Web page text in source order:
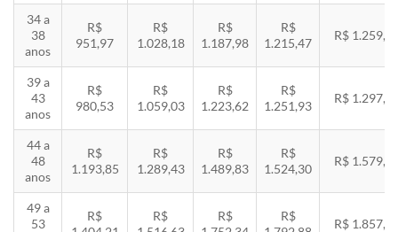
34 a
38
anos
R$
951,97
R$
1.028,18
R$
1.187,98
R$
1.215,47
R$
39 a
43
anos
R$
980,53
R$
1.059,03
R$
1.223,62
R$
1.251,93
R$
44 a
48
anos
R$
1.193,85
R$
1.289,43
R$
1.489,83
R$
1.524,30
R$
49 a
53
R$
R$
R$
R$
R$